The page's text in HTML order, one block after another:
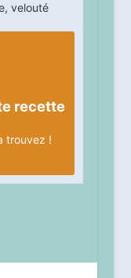
velouté
recette
trouvez !